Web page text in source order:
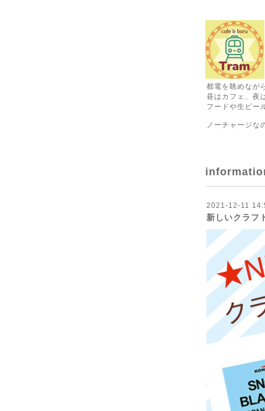
都電を眺めなが
昼はカフェ、夜
フードや生ビー
ノーチャージな
2021-12-11
新しいクラフ